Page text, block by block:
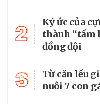
2
Ký ức của
thành “tấm
đồng đội
3
Từ căn lều
nuôi 7 con